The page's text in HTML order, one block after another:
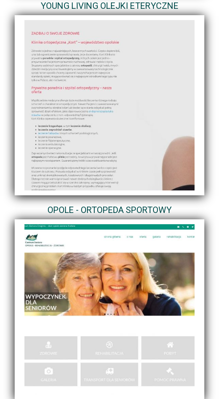
YOUNG LIVING OLEJKI ETERYCZNE
OPOLE - ORTOPEDA SPORTOWY